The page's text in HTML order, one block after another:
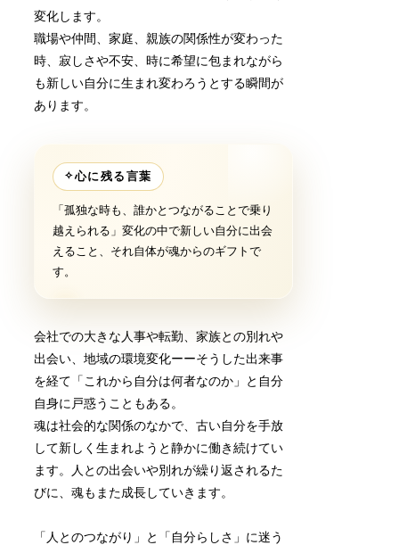
変化します。
職場や仲間、家庭、親族の関係性が変わった
時、寂しさや不安、時に希望に包まれながら
も新しい自分に生まれ変わろうとする瞬間が
あります。
✧心に残る言葉
「孤独な時も、誰かとつながることで乗り
越えられる」変化の中で新しい自分に出会
えること、それ自体が魂からのギフトで
す。
会社での大きな人事や転勤、家族との別れや
出会い、地域の環境変化ーーそうした出来事
を経て「これから自分は何者なのか」と自分
自身に戸惑うこともある。
魂は社会的な関係のなかで、古い自分を手放
して新しく生まれようと静かに働き続けてい
ます。人との出会いや別れが繰り返されるた
びに、魂もまた成長していきます。
「人とのつながり」と「自分らしさ」に迷う